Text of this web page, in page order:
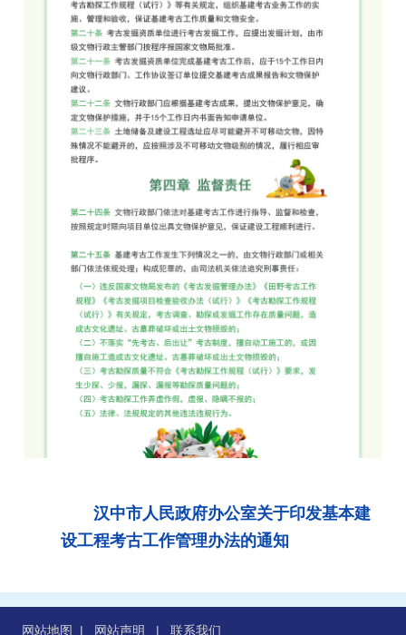
汉中市人民政府办公室关于印发基本建
设工程考古工作管理办法的通知
网站地图 | 网站声明 | 联系我们